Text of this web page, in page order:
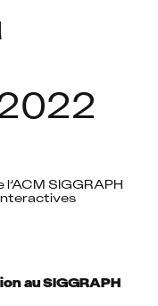
SIGGRAPH
au SIGGRAPH